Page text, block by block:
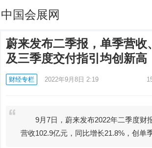
中国会展网
蔚来发布二季报，单季营收
及三季度交付指引均创新高
财经专栏 2022年9月8日 2:19
9月7日，蔚来发布2022年二季度财
营收102.9亿元，同比增长21.8%，创单